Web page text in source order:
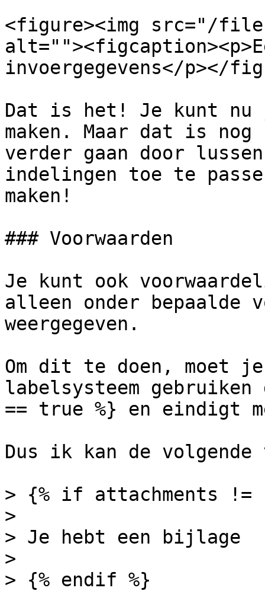
<figure><img src="/files/
invoergegevens</p></
Dat is het! Je kunt nu
maken. Maar dat is
verder gaan door
indelingen toe te
maken!
### Voorwaarden
Je kunt ook
alleen onder bepaalde
weergegeven.
Om dit te doen, moet
labelsysteem
== true %} en eindigt
Dus ik kan de
> {% if attachments !=
>
> Je hebt een bijlage
>
> {% endif %}